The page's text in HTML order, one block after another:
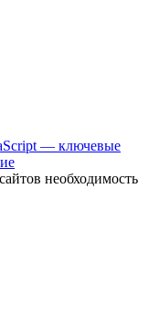
— ключевые
необходимость